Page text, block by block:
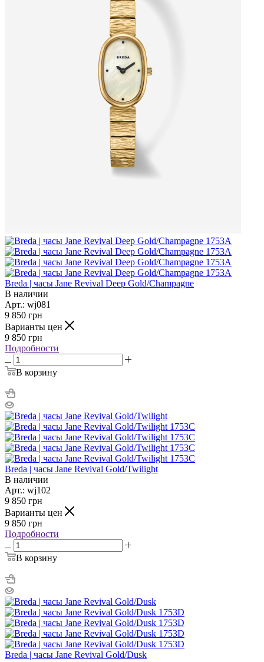
Breda | часы Jane Revival Deep Gold/Champagne
В наличии
Арт.: wj081
9 850 грн
Варианты цен
9 850 грн
Подробности
В корзину
Breda | часы Jane Revival Gold/Twilight
В наличии
Арт.: wj102
9 850 грн
Варианты цен
9 850 грн
Подробности
В корзину
Breda | часы Jane Revival Gold/Dusk